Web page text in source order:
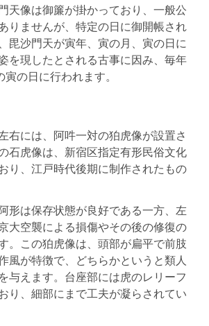
天像は御簾が掛かっており、一般公
りませんが、特定の日に御開帳され
毘沙門天が寅年、寅の月、寅の日に
を現したとされる古事に因み、毎年
の日に行われます。
右には、阿吽一対の狛虎像が設置さ
石虎像は、新宿区指定有形民俗文化
り、江戸時代後期に制作されたもの
形は保存状態が良好である一方、左
大空襲による損傷やその後の修復の
。この狛虎像は、頭部が扁平で前肢
風が特徴で、どちらかというと類人
与えます。台座部には虎のレリーフ
り、細部にまで工夫が凝らされてい